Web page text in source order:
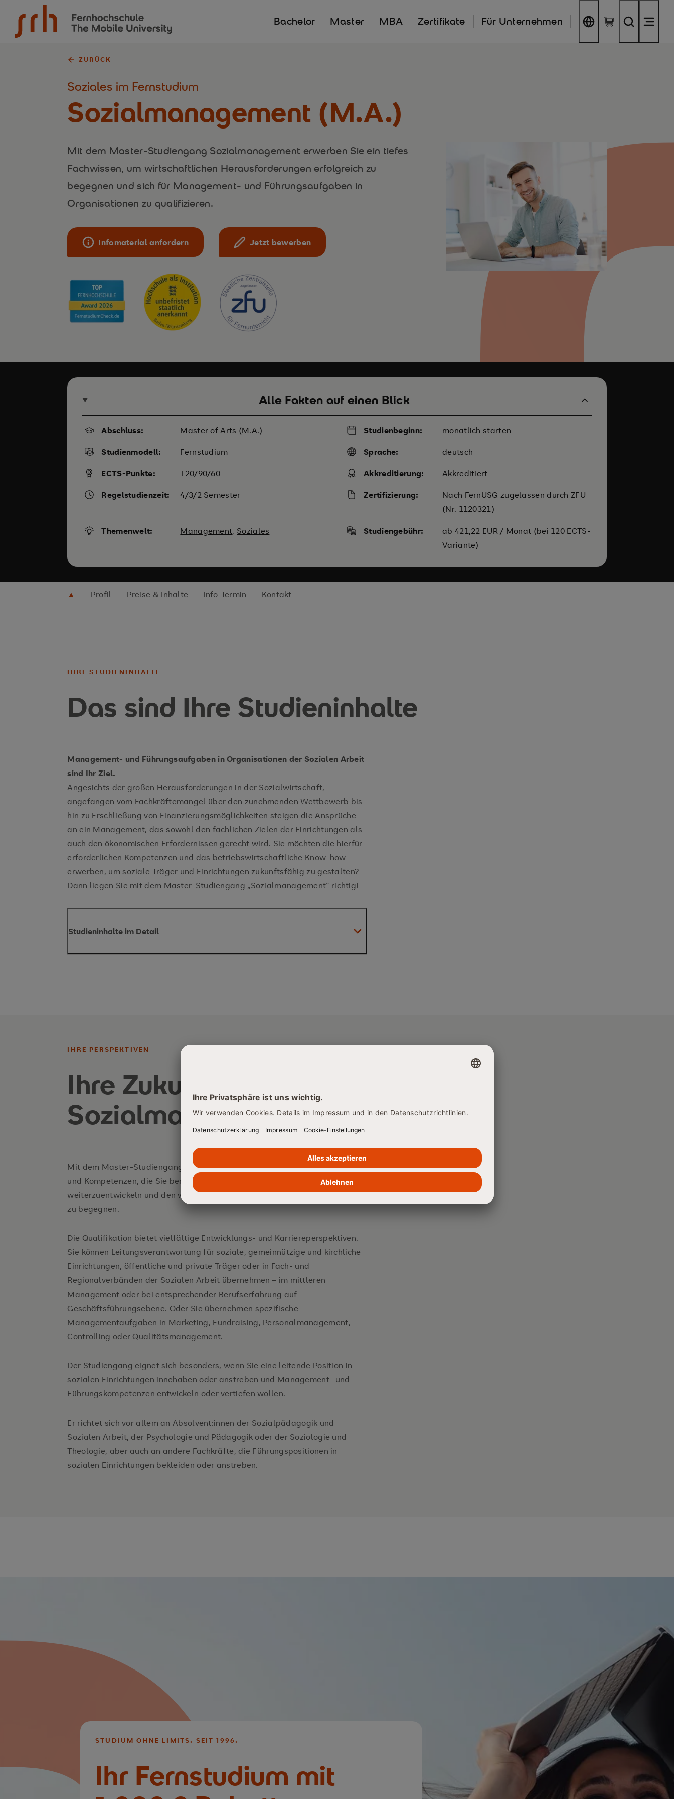
Bachelor Master MBA Zertifikate Für Unternehmen
ZURÜCK
Soziales im Fernstudium
Sozialmanagement (M.A.)
Mit dem Master-Studiengang Sozialmanagement erwerben Sie ein tiefes
Fachwissen, um wirtschaftlichen Herausforderungen erfolgreich zu
begegnen und sich für Management- und Führungsaufgaben in
Organisationen zu qualifizieren.
Infomaterial anfordern Jetzt bewerben
Alle Fakten auf einen Blick
Abschluss: Master of Arts (M.A.) Studienbeginn:
monatlich starten
Studienmodell:
Fernstudium Sprache:
deutsch
ECTS-Punkte:
120/90/60 Akkreditierung:
Akkreditiert
Regelstudienzeit:
4/3/2 Semester Zertifizierung:
Nach FernUSG zugelassen durch ZFU
(Nr. 1120321)
Themenwelt:
Management, Soziales Studiengebühr:
ab 421,22 EUR / Monat (bei 120 ECTS-
Variante)
▲ Profil Preise & Inhalte Info-Termin Kontakt
IHRE STUDIENINHALTE
Das sind Ihre Studieninhalte
Management- und Führungsaufgaben in Organisationen der Sozialen Arbeit
sind Ihr Ziel.
Angesichts der großen Herausforderungen in der Sozialwirtschaft,
angefangen vom Fachkräftemangel über den zunehmenden Wettbewerb bis
hin zu Erschließung von Finanzierungsmöglichkeiten steigen die Ansprüche
an ein Management, das sowohl den fachlichen Zielen der Einrichtungen als
auch den ökonomischen Erfordernissen gerecht wird. Sie möchten die hierfür
erforderlichen Kompetenzen und das betriebswirtschaftliche Know-how
erwerben, um soziale Träger und Einrichtungen zukunftsfähig zu gestalten?
Dann liegen Sie mit dem Master-Studiengang „Sozialmanagement“ richtig!
Studieninhalte im Detail
An der Praxis orientiert, auf die Praxis ausgerichtet.
IHRE PERSPEKTIVEN
Ihre Zukunft im
Sozialmanagement
Mit dem Master-Studiengang Sozialmanagement erwerben Sie Fähigkeiten
und Kompetenzen, die Sie benötigen, um soziale Einrichtungen gezielt
weiterzuentwickeln und den wirtschaftlichen Herausforderungen erfolgreich
zu begegnen.
Die Qualifikation bietet vielfältige Entwicklungs- und Karriereperspektiven.
Sie können Leitungsverantwortung für soziale, gemeinnützige und kirchliche
Einrichtungen, öffentliche und private Träger oder in Fach- und
Regionalverbänden der Sozialen Arbeit übernehmen – im mittleren
Management oder bei entsprechender Berufserfahrung auf
Geschäftsführungsebene. Oder Sie übernehmen spezifische
Managementaufgaben in Marketing, Fundraising, Personalmanagement,
Controlling oder Qualitätsmanagement.
Der Studiengang eignet sich besonders, wenn Sie eine leitende Position in
sozialen Einrichtungen innehaben oder anstreben und Management- und
Führungskompetenzen entwickeln oder vertiefen wollen.
Er richtet sich vor allem an Absolvent:innen der Sozialpädagogik und
Sozialen Arbeit, der Psychologie und Pädagogik oder der Soziologie und
Theologie, aber auch an andere Fachkräfte, die Führungspositionen in
sozialen Einrichtungen bekleiden oder anstreben.
STUDIUM OHNE LIMITS. SEIT 1996.
Ihr Fernstudium mit